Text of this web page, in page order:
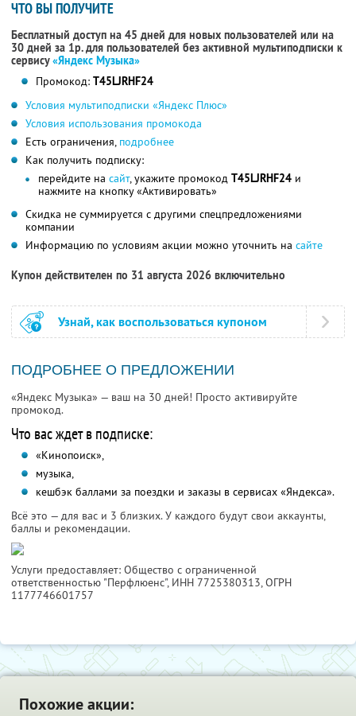
ЧТО ВЫ ПОЛУЧИТЕ
Бесплатный доступ на 45 дней для новых пользователей или на
30 дней за 1р. для пользователей без активной мультиподписки к
сервису«Яндекс Музыка»
Промокод: T45LJRHF24
Условия мультиподписки «Яндекс Плюс»
Условия использования промокода
Есть ограничения, подробнее
Как получить подписку:
перейдите на сайт, укажите промокод T45LJRHF24 и
нажмите на кнопку «Активировать»
Скидка не суммируется с другими спецпредложениями
компании
Информацию по условиям акции можно уточнить на сайте
Купон действителен по 31 августа 2026 включительно
Узнай, как воспользоваться купоном
ПОДРОБНЕЕ О ПРЕДЛОЖЕНИИ
«Яндекс Музыка» — ваш на 30 дней! Просто активируйте
промокод.
Что вас ждет в подписке:
«Кинопоиск»,
музыка,
кешбэк баллами за поездки и заказы в сервисах «Яндекса».
Всё это — для вас и 3 близких. У каждого будут свои аккаунты,
баллы и рекомендации.
Услуги предоставляет: Общество с ограниченной
ответственностью "Перфлюенс", ИНН 7725380313, ОГРН
1177746601757
Похожие акции: